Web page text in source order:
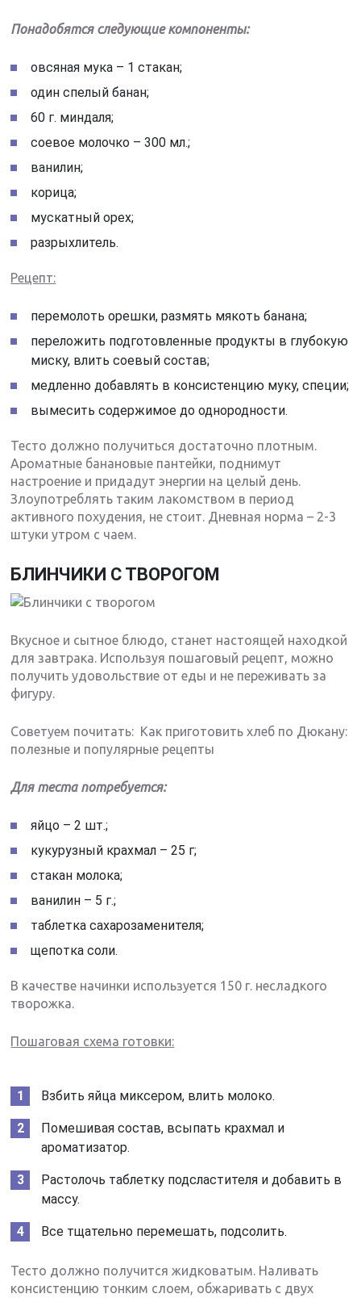
Понадобятся следующие компоненты:
овсяная мука – 1 стакан;
один спелый банан;
60 г. миндаля;
соевое молочко – 300 мл.;
ванилин;
корица;
мускатный орех;
разрыхлитель.
Рецепт:
перемолоть орешки, размять мякоть банана;
переложить подготовленные продукты в глубокую
миску, влить соевый состав;
медленно добавлять в консистенцию муку, специи;
вымесить содержимое до однородности.
Тесто должно получиться достаточно плотным.
Ароматные банановые пантейки, поднимут
настроение и придадут энергии на целый день.
Злоупотреблять таким лакомством в период
активного похудения, не стоит. Дневная норма – 2-3
штуки утром с чаем.
БЛИНЧИКИ С ТВОРОГОМ
Вкусное и сытное блюдо, станет настоящей находкой
для завтрака. Используя пошаговый рецепт, можно
получить удовольствие от еды и не переживать за
фигуру.
Советуем почитать: Как приготовить хлеб по Дюкану:
полезные и популярные рецепты
Для теста потребуется:
яйцо – 2 шт.;
кукурузный крахмал – 25 г;
стакан молока;
ванилин – 5 г.;
таблетка сахарозаменителя;
щепотка соли.
В качестве начинки используется 150 г. несладкого
творожка.
Пошаговая схема готовки:
Взбить яйца миксером, влить молоко.
Помешивая состав, всыпать крахмал и
ароматизатор.
Растолочь таблетку подсластителя и добавить в
массу.
Все тщательно перемешать, подсолить.
Тесто должно получится жидковатым. Наливать
консистенцию тонким слоем, обжаривать с двух